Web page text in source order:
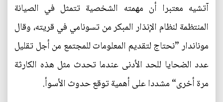
آتشيه معتبرا أن مهمته الشخصية تتمثل في الصيانة
المنتظمة لنظام الإنذار المبكر من تسونامي في قريته، وقال
موناندار ”نحتاج لتقديم المعلومات للمجتمع من أجل تقليل
عدد الضحايا للحد الأدنى عندما تحدث مثل هذه الكارثة
مرة أخرى“ مشددا على أهمية توقع حدوث الأسوأ.